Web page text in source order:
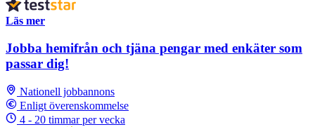
Läs mer
Jobba hemifrån och tjäna pengar med enkäter som
passar dig!
Nationell jobbannons
Enligt överenskommelse
4 - 20 timmar per vecka